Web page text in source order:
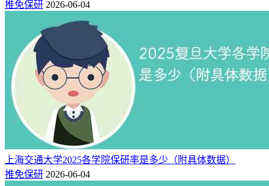
12、浙江财经大学
2026届保研人数83人。
13、浙江农林大学
2026届保研人数91人。
相关推荐：
安徽保研资格的大学有哪些（附2025最新保研率）
江苏具有保研资格的高校有哪些（2026最新大学名单）
推免保研 2026-06-04
上海交通大学2025各学院保研率是多少（附具体数据）
推免保研 2026-06-04